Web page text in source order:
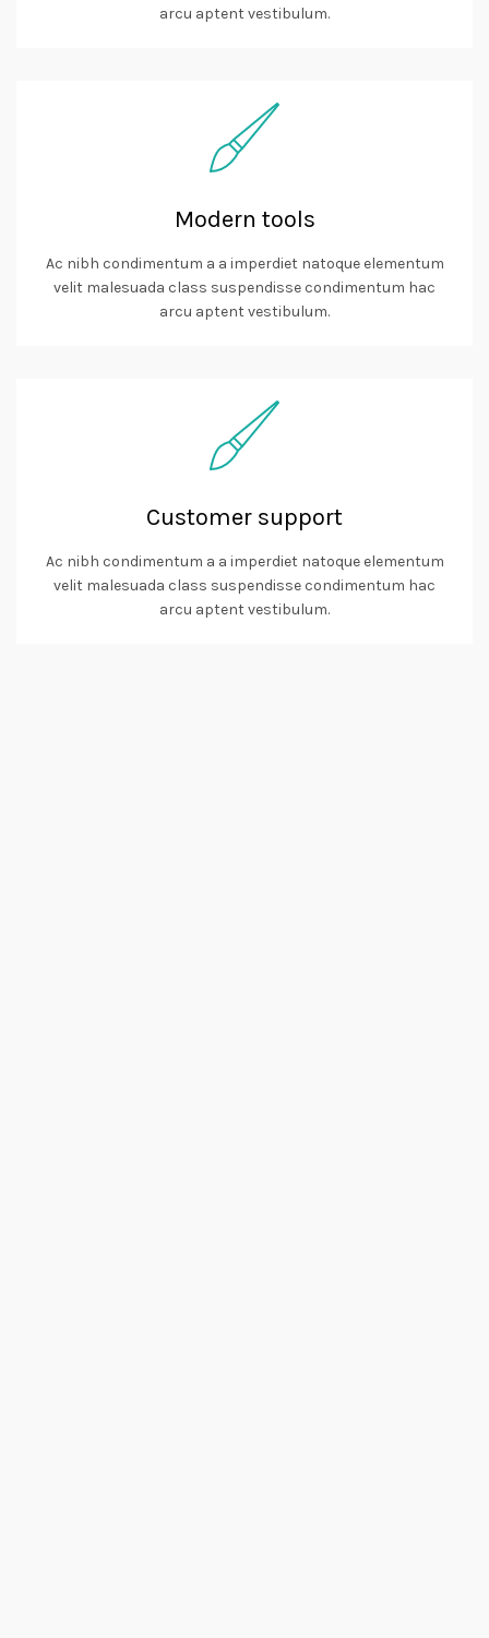
arcu aptent vestibulum.
Modern tools
Ac nibh condimentum a a imperdiet natoque elementum
velit malesuada class suspendisse condimentum hac
arcu aptent vestibulum.
Customer support
Ac nibh condimentum a a imperdiet natoque elementum
velit malesuada class suspendisse condimentum hac
arcu aptent vestibulum.